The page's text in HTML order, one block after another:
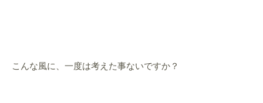
こんな風に、一度は考えた事ないですか？